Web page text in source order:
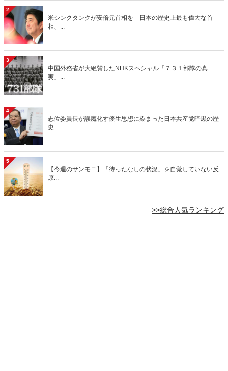
2
米シンクタンクが安倍元首相を「日本の歴史上最も偉大な首
相、...
3
中国外務省が大絶賛したNHKスペシャル「７３１部隊の真
実」...
4
志位委員長が誤魔化す優生思想に染まった日本共産党暗黒の歴
史...
5
【今週のサンモニ】「待ったなしの状況」を自覚していない反
原...
>>総合人気ランキング